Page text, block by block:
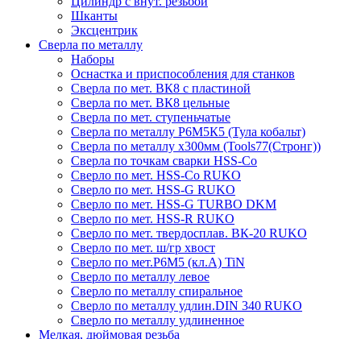
Шканты
Эксцентрик
Сверла по металлу
Наборы
Оснастка и приспособления для станков
Сверла по мет. ВК8 с пластиной
Сверла по мет. ВК8 цельные
Сверла по мет. ступеньчатые
Сверла по металлу Р6М5К5 (Тула кобальт)
Сверла по металлу х300мм (Tools77(Стронг))
Сверла по точкам сварки HSS-Co
Сверло по мет. HSS-Co RUKO
Сверло по мет. HSS-G RUKO
Сверло по мет. HSS-G TURBO DKM
Сверло по мет. HSS-R RUKO
Сверло по мет. твердосплав. ВК-20 RUKO
Сверло по мет. ш/гр хвост
Сверло по мет.Р6М5 (кл.А) TiN
Сверло по металлу левое
Сверло по металлу спиральное
Сверло по металлу удлин.DIN 340 RUKO
Сверло по металлу удлиненное
Мелкая, дюймовая резьба